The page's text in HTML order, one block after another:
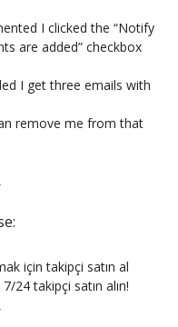
I clicked the “Notify
are added” checkbox
I get three emails with
remove me from that
için takipçi satın al
24 takipçi satın alın!